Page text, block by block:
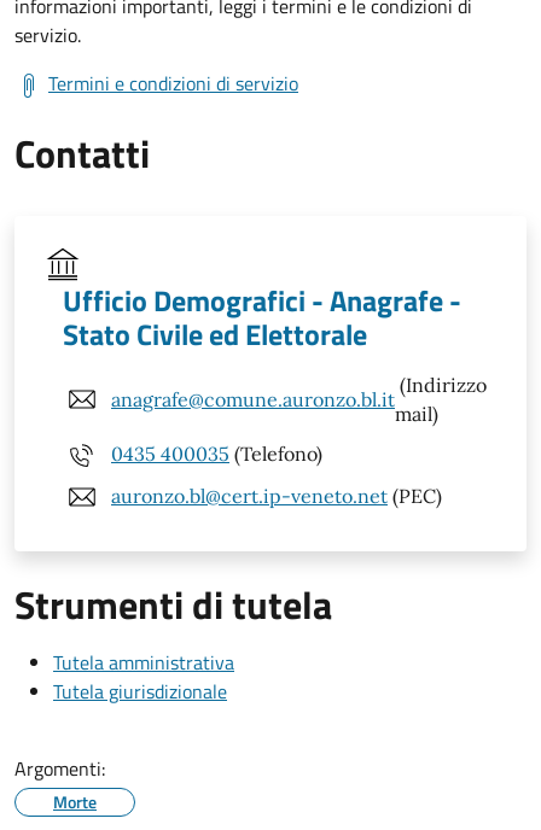
servizio.
Termini e condizioni di servizio
Contatti
Ufficio Demografici - Anagrafe -
Stato Civile ed Elettorale
anagrafe@comune.auronzo.bl.it
(Indirizzo
mail)
0435 400035 (Telefono)
auronzo.bl@cert.ip-veneto.net (PEC)
Strumenti di tutela
Tutela amministrativa
Tutela giurisdizionale
Argomenti:
Morte